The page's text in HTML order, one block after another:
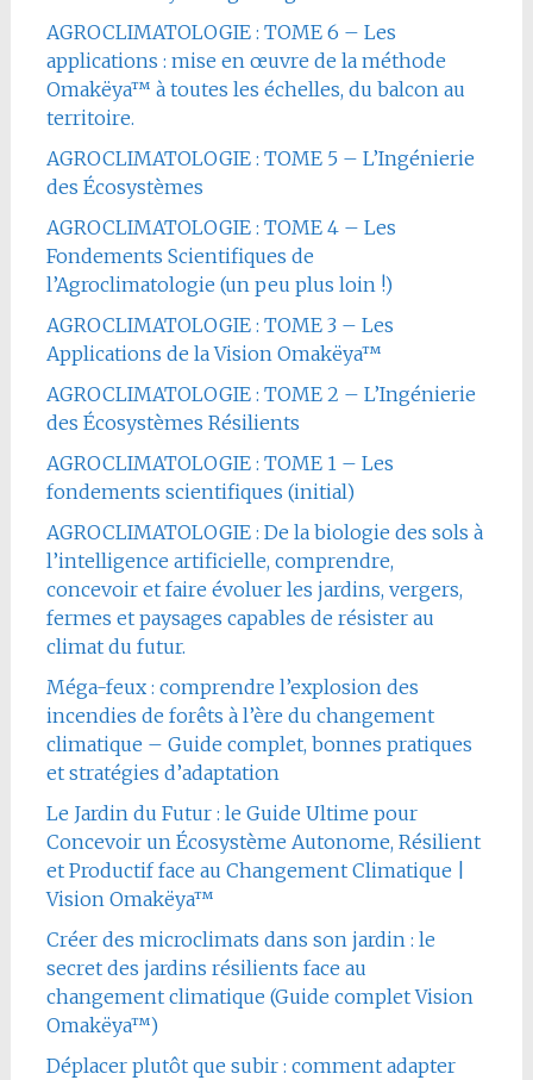
AGROCLIMATOLOGIE : TOME 6 – Les
applications : mise en œuvre de la méthode
Omakëya™ à toutes les échelles, du balcon au
territoire.
AGROCLIMATOLOGIE : TOME 5 – L’Ingénierie
des Écosystèmes
AGROCLIMATOLOGIE : TOME 4 – Les
Fondements Scientifiques de
l’Agroclimatologie (un peu plus loin !)
AGROCLIMATOLOGIE : TOME 3 – Les
Applications de la Vision Omakëya™
AGROCLIMATOLOGIE : TOME 2 – L’Ingénierie
des Écosystèmes Résilients
AGROCLIMATOLOGIE : TOME 1 – Les
fondements scientifiques (initial)
AGROCLIMATOLOGIE : De la biologie des sols à
l’intelligence artificielle, comprendre,
concevoir et faire évoluer les jardins, vergers,
fermes et paysages capables de résister au
climat du futur.
Méga-feux : comprendre l’explosion des
incendies de forêts à l’ère du changement
climatique – Guide complet, bonnes pratiques
et stratégies d’adaptation
Le Jardin du Futur : le Guide Ultime pour
Concevoir un Écosystème Autonome, Résilient
et Productif face au Changement Climatique |
Vision Omakëya™
Créer des microclimats dans son jardin : le
secret des jardins résilients face au
changement climatique (Guide complet Vision
Omakëya™)
Déplacer plutôt que subir : comment adapter